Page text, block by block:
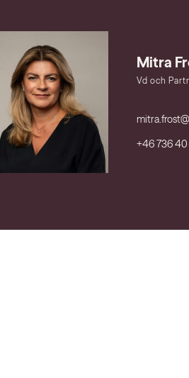
Mitra
Vd och
+46 736